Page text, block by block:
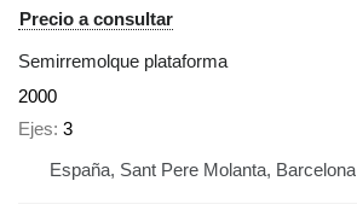
Precio a consultar
Semirremolque plataforma
2000
Ejes 3
España, Sant Pere Molanta, Barcelona